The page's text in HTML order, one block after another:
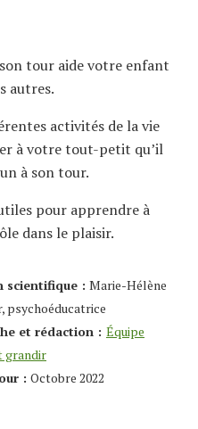
tour aide votre enfant
autres.
activités de la vie
à votre tout-petit qu’il
à son tour.
pour apprendre à
dans le plaisir.
scientifique : Marie-Hélène
psychoéducatrice
et rédaction : Équipe
grandir
: Octobre 2022